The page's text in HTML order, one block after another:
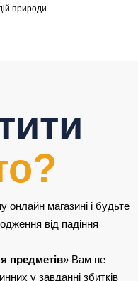
природи.
магазині і будьте
від падіння
предметів» Вам не
у завданні збитків